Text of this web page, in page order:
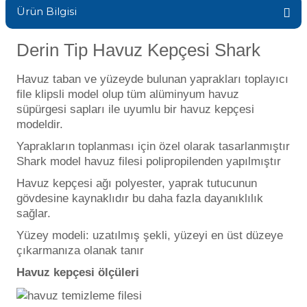
Wtr Havuz
Toz Ph+ Yükseltici
Wtr Havuz Kimyasalları Setleri
Yosun Öldürücü
Ayak Dezenfektanı
e Pool Expert
Havuz Vana
Havuz Isıtma
Havuz Elektrik
Havuz Sarf
Bahçe Süs Havuzu
Ürün Bilgisi
Derin Tip Havuz Kepçesi Shark
Havuz taban ve yüzeyde bulunan yaprakları toplayıcı
file klipsli model olup tüm alüminyum havuz
süpürgesi sapları ile uyumlu bir havuz kepçesi
modeldir.
Yaprakların toplanması için özel olarak tasarlanmıştır
Shark model havuz filesi polipropilenden yapılmıştır
Havuz kepçesi ağı polyester, yaprak tutucunun
gövdesine kaynaklıdır bu daha fazla dayanıklılık
sağlar.
Yüzey modeli: uzatılmış şekli, yüzeyi en üst düzeye
çıkarmanıza olanak tanır
Havuz kepçesi ölçüleri